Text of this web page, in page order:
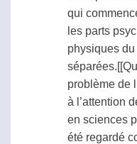
qui
les parts
physiques
problème de
à l’attention
en sciences
été regardé